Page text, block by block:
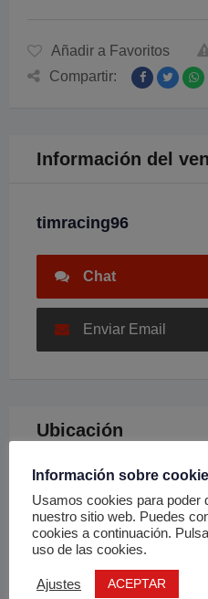
Añadir a Favoritos
Compartir:
Información del
timracing96
Chat
Enviar Email
Ubicación
Información sobre
Usamos cookies para poder
nuestro sitio web. Puedes
cookies a continuación.
uso de las cookies.
Ajustes ACEPTAR